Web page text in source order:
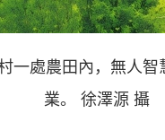
一處農田內，無人
業。 徐澤源 攝